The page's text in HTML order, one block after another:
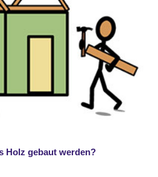
Holz gebaut werden?